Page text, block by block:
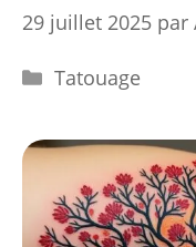
29 juillet 2025 par
Catégories
Tatouage